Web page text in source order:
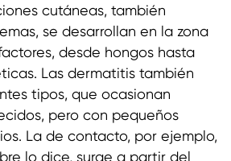
cutáneas, también
se desarrollan en la zona
desde hongos hasta
Las dermatitis también
tipos, que ocasionan
pero con pequeños
La de contacto, por ejemplo,
lo dice, surge a partir del